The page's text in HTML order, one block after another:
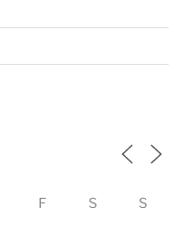
F S S